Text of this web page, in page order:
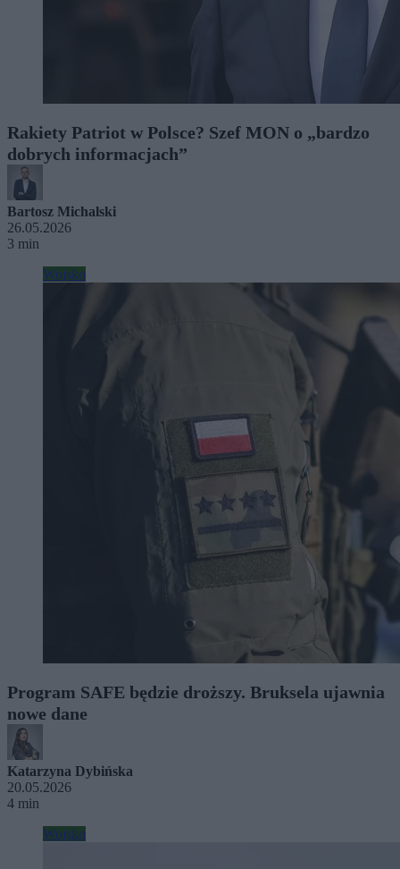
Rakiety Patriot w Polsce? Szef MON o „bardzo
dobrych informacjach”
Bartosz Michalski
26.05.2026
3 min
Wojsko
Program SAFE będzie droższy. Bruksela ujawnia
nowe dane
Katarzyna Dybińska
20.05.2026
4 min
Wojsko